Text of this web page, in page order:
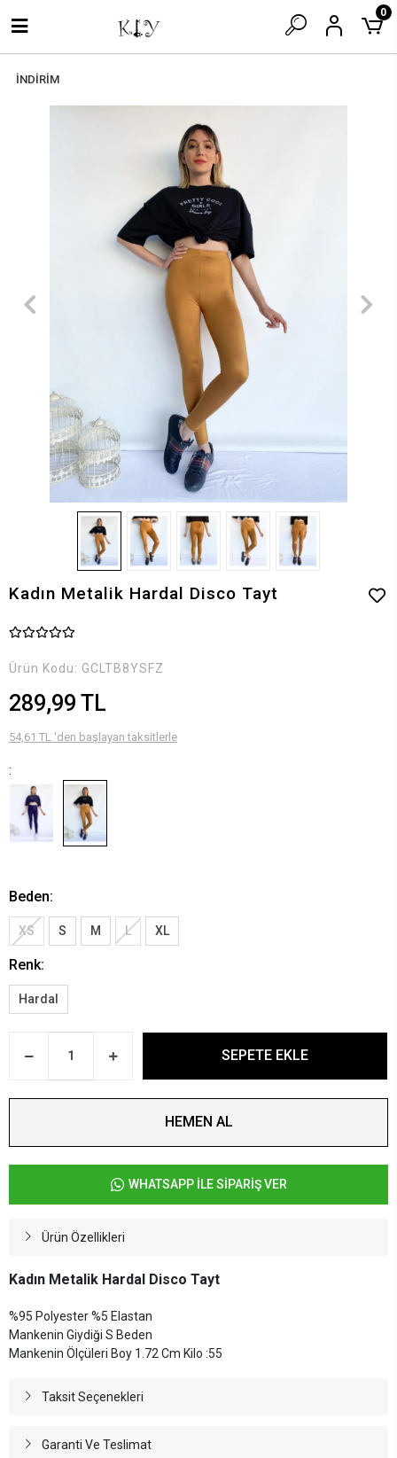
0
İNDİRİM
Kadın Metalik Hardal Disco Tayt
Ürün Kodu: GCLTB8YSFZ
289,99 TL
54,61 TL 'den başlayan taksitlerle
:
Beden:
XS S M L XL
Renk:
Hardal
SEPETE EKLE
HEMEN AL
WHATSAPP İLE SİPARİŞ VER
Ürün Özellikleri
Kadın Metalik Hardal Disco Tayt
%95 Polyester %5 Elastan
Mankenin Giydiği S Beden
Mankenin Ölçüleri Boy 1.72 Cm Kilo :55
Taksit Seçenekleri
Garanti Ve Teslimat